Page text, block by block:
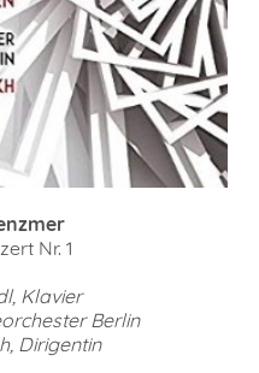
Nr. 1
Klavier
Berlin
Dirigentin